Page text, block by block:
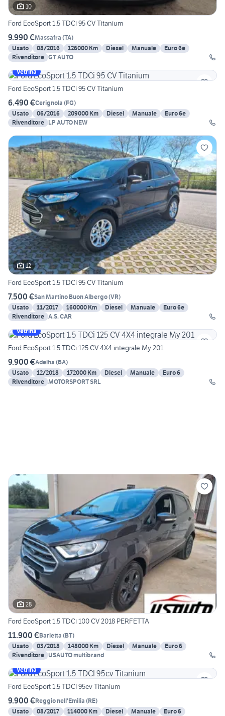
10
Ford EcoSport 1.5 TDCi 95 CV Titanium
9.990 €Massafra (TA)
Usato
08/2016 126000 Km Diesel Manuale
Euro 6e
Rivenditore GT AUTO
Vetrina
Ford EcoSport 1.5 TDCi 95 CV Titanium
6.490 €Cerignola (FG)
Usato
06/2016 209000 Km Diesel Manuale
Euro 6e
Rivenditore LP AUTO NEW
12
Ford EcoSport 1.5 TDCi 95 CV Titanium
7.500 €San Martino Buon Albergo(VR)
Usato
11/2017 160000 Km Diesel Manuale
Euro 6e
Rivenditore A.S. CAR
Vetrina
Ford EcoSport 1.5 TDCi 125 CV 4X4 integrale My 201
9.900 €Adelfia (BA)
Usato
12/2018 172000 Km Diesel Manuale
Euro 6
Rivenditore MOTORSPORT SRL
28
Ford EcoSport 1.5 TDCi 100 CV 2018 PERFETTA
11.900 €Barletta (BT)
Usato
03/2018 148000 Km Diesel Manuale
Euro 6
Rivenditore USAUTO multibrand
Vetrina
Ford EcoSport 1.5 TDCI 95cv Titanium
9.900 €Reggio nell'Emilia (RE)
Usato
08/2017 114000 Km Diesel Manuale
Euro 6